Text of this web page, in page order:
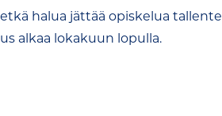
halua jättää opiskelua
alkaa lokakuun lopulla.